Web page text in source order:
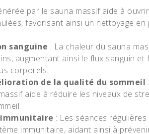
par le sauna massif aide à
favorisant ainsi un nettoyage
sanguine : La chaleur du sauna
augmentant ainsi le flux sanguin et
corporels.
de la qualité du sommeil
aide à réduire les niveaux de
: Les séances
immunitaire, aidant ainsi à